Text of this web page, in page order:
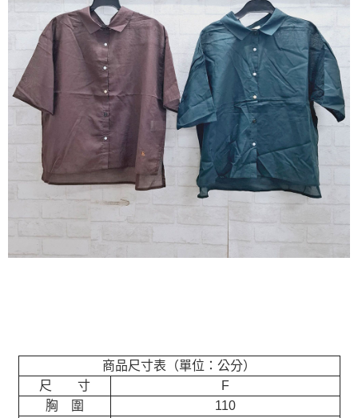
商品尺寸表（單位：公分）
尺 寸
F
胸 圍
110